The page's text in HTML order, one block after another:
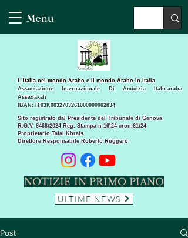
Menu
Sito registrato dal Presidente del Tribunale di Genova
R.G.V. 8468\2024 Reg. Stampa n 16\24 cron.61\24 ​
Proprietario Talal Khrais
Direttore Responsabile Roberto Roggero
L’Italia nel mondo Arabo e il mondo Arabo in Italia
Associazione Internazionale Di Amicizia Italo-araba
Assadakah
IBAN: IT03K0832703261000000002834
NOTIZIE IN PRIMO PIANO
ULTIME NEWS
Post